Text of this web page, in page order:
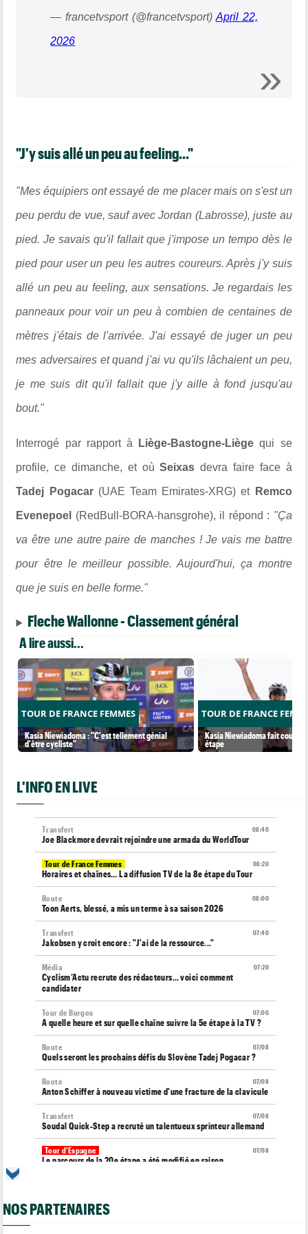
— francetvsport (@francetvsport) April 22,
2026
"J'y suis allé un peu au feeling..."
"Mes équipiers ont essayé de me placer mais on s'est un
peu perdu de vue, sauf avec Jordan (Labrosse), juste au
pied. Je savais qu'il fallait que j'impose un tempo dès le
pied pour user un peu les autres coureurs. Après j'y suis
allé un peu au feeling, aux sensations. Je regardais les
panneaux pour voir un peu à combien de centaines de
mètres j'étais de l'arrivée. J'ai essayé de juger un peu
mes adversaires et quand j'ai vu qu'ils lâchaient un peu,
je me suis dit qu'il fallait que j'y aille à fond jusqu'au
bout."
Interrogé par rapport à Liège-Bastogne-Liège qui se
profile, ce dimanche, et oùSeixasdevra faire face à
Tadej Pogacar(UAE Team Emirates-XRG) et Remco
Evenepoel (RedBull-BORA-hansgrohe), il répond : "Ça
va être une autre paire de manches ! Je vais me battre
pour être le meilleur possible. Aujourd'hui, ça montre
que je suis en belle forme."
Fleche Wallonne - Classement général
A lire aussi...
TOUR DE FRANCE FEMMES
Kasia Niewiadoma : "C'est tellement génial
d'être cycliste"
TOUR DE FRANCE
Kasia Niewiadoma fait coup
étape
L'INFO EN LIVE
08:40
Transfert
Joe Blackmore devrait rejoindre une armada du WorldTour
08:20
Tour de France Femmes
Horaires et chaînes… La diffusion TV de la 8e étape du Tour
08:00
Route
Toon Aerts, blessé, a mis un terme à sa saison 2026
07:40
Transfert
Jakobsen y croit encore : "J'ai de la ressource..."
07:20
Média
Cyclism’Actu recrute des rédacteurs… voici comment
candidater
07:00
Tour de Burgos
A quelle heure et sur quelle chaîne suivre la 5e étape à la TV ?
07/08
Route
Quels seront les prochains défis du Slovène Tadej Pogacar ?
07/08
Route
Anton Schiffer à nouveau victime d'une fracture de la clavicule
07/08
Transfert
Soudal Quick-Step a recruté un talentueux sprinteur allemand
07/08
Tour d'Espagne
Le parcours de la 20e étape a été modifié en raison
Web-série : "Course toujours, dans les coulisses de la FDJ
United Series"
NOS PARTENAIRES